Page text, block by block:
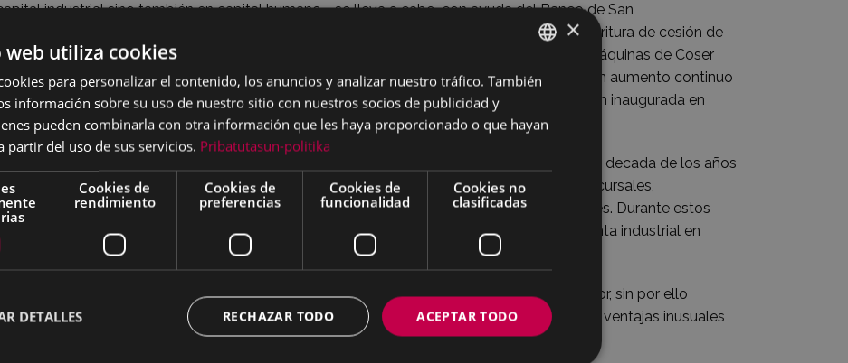
industrial sino también en capital humano - se lleva a cabo, con ayuda del Banco de San
Sebastian, la reconstrucción de Alfa. En noviembre de 1940 se procedió a la firma de la escritura de cesión de
de la antigua "Sociedad Anónima Cooperativa Alfa" a favor de la nueva sociedad "Máquinas de Coser
S.A". A partir de este momento, se produce un amplio desarrrollo que se traducirá en un aumento continuo
la producción y la ampliación de la empresa con nuevas plantas como la de la Fundición inaugurada en
La exportación y venta de la máquina de coser Alfa empezó a realizarse en 1946 y ya en la decada de los años
la distribución del producto se realiza a través de una red comercial propia. Se crean sucursales,
y agencias en casi todas las capitales y se llega a exportar a más de 70 paises. Durante estos
Alfa cuenta con organizaciones comerciales propias en Inglaterra y Francia y una planta industrial en
Alfa se convirtió así en la empresa más importante de Eibar y con mayor proyección exterior, sin por ello
su carácter cooperativo y social. El trabajador de Alfa contaba con una serie de ventajas inusuales
BASQUE
×
web utiliza cookies
para personalizar el contenido, los anuncios y analizar nuestro tráfico. También
información sobre su uso de nuestro sitio con nuestros socios de publicidad y
pueden combinarla con otra información que les haya proporcionado o que hayan
partir del uso de sus servicios. Pribatutasun-politika
Cookies de
rendimiento
Cookies de
preferencias
Cookies de
funcionalidad
Cookies no
clasificadas
ACEPTAR TODO
RECHAZAR TODO
DETALLES